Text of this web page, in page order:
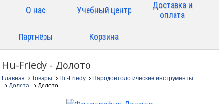
О нас Учебный центр
Доставка и
оплата
Партнёры Корзина
Hu-Friedy - Долото
Главная Товары Hu-Friedy
Пародонтологические инструменты
Долота
Долото